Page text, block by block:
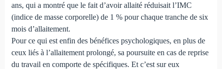
ans, qui a montré que le fait d’avoir allaité réduisait l’IMC
(indice de masse corporelle) de 1 % pour chaque tranche de six
mois d’allaitement.
Pour ce qui est enfin des bénéfices psychologiques, en plus de
ceux liés à l’allaitement prolongé, sa poursuite en cas de reprise
du travail en comporte de spécifiques. Et c’est sur eux